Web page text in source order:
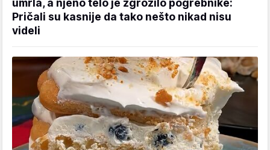
Pričali su kasnije da tako nešto nikad nisu
videli